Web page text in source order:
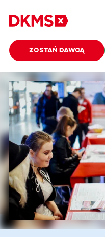
ZOSTAŃ DAWCĄ